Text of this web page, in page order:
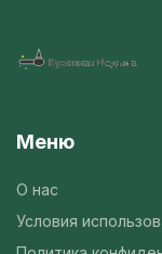
Меню
О нас
Условия